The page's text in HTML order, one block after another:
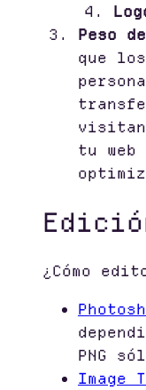
Peso
que
tu
¿Cómo
PNG
Image